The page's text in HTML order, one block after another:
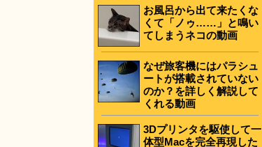
お風呂から出て来たくな
くて「ノゥ……」と鳴い
てしまうネコの動画
なぜ旅客機にはパラシュ
ートが搭載されていない
のか？を詳しく解説して
くれる動画
3Dプリンタを駆使して一
体型Macを完全再現した